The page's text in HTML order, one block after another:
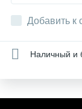
Добавить к
Наличный и